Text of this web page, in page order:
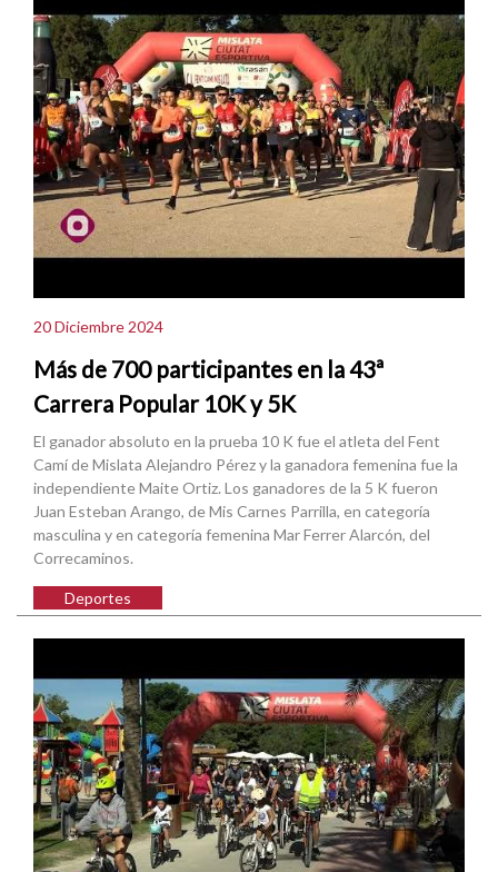
20 Diciembre 2024
Más de 700 participantes en la 43ª
Carrera Popular 10K y 5K
El ganador absoluto en la prueba 10 K fue el atleta del Fent
Camí de Mislata Alejandro Pérez y la ganadora femenina fue la
independiente Maite Ortiz. Los ganadores de la 5 K fueron
Juan Esteban Arango, de Mis Carnes Parrilla, en categoría
masculina y en categoría femenina Mar Ferrer Alarcón, del
Correcaminos.
Deportes